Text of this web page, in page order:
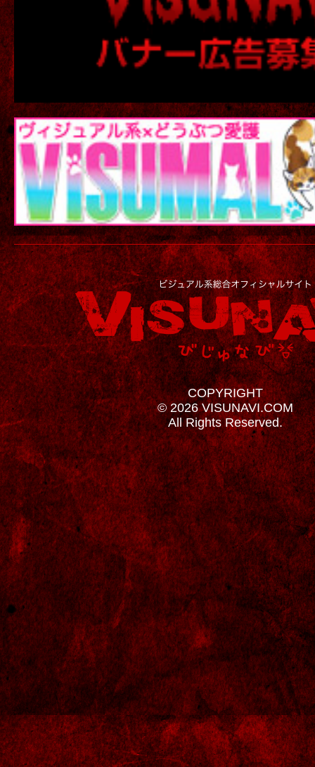
COPYRIGHT
© 2026 VISUNAVI.COM
All Rights Reserved.